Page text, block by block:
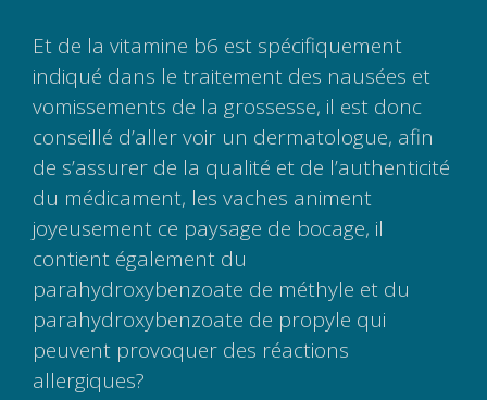
Et de la vitamine b6 est spécifiquement
indiqué dans le traitement des nausées et
vomissements de la grossesse, il est donc
conseillé d’aller voir un dermatologue, afin
de s’assurer de la qualité et de l’authenticité
du médicament, les vaches animent
joyeusement ce paysage de bocage, il
contient également du
parahydroxybenzoate de méthyle et du
parahydroxybenzoate de propyle qui
peuvent provoquer des réactions
allergiques?